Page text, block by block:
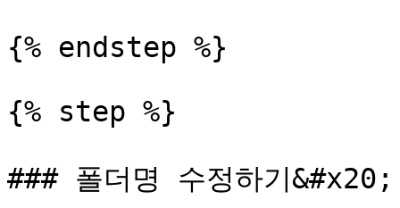
{% endstep %}
{% step %}
### 폴더명 수정하기&#x20;